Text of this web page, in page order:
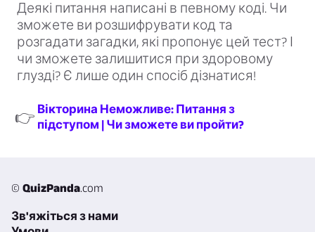
Деякі питання написані в певному коді. Чи
зможете ви розшифрувати код та
розгадати загадки, які пропонує цей тест? І
чи зможете залишитися при здоровому
глузді? Є лише один спосіб дізнатися!
👉 Вікторина Неможливе: Питання з
підступом | Чи зможете ви пройти?
© QuizPanda.com
Зв'яжіться з нами